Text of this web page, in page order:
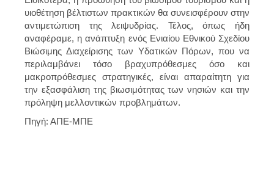
υιοθέτηση βέλτιστων πρακτικών θα συνεισφέρουν στην
αντιμετώπιση της λειψυδρίας. Τέλος, όπως ήδη
αναφέραμε, η ανάπτυξη ενός Ενιαίου Εθνικού Σχεδίου
Βιώσιμης Διαχείρισης των Υδατικών Πόρων, που να
περιλαμβάνει τόσο βραχυπρόθεσμες όσο και
μακροπρόθεσμες στρατηγικές, είναι απαραίτητη για
την εξασφάλιση της βιωσιμότητας των νησιών και την
πρόληψη μελλοντικών προβλημάτων.
Πηγή: ΑΠΕ-ΜΠΕ